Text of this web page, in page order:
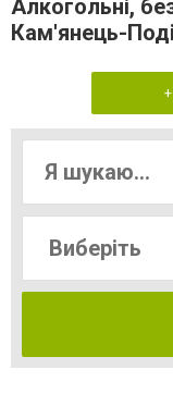
Алкогольні,
Кам'янець-